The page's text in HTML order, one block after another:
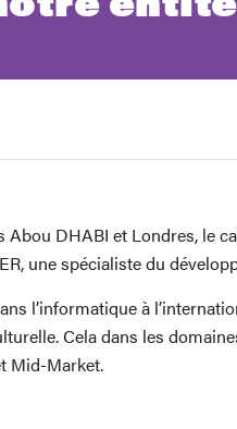
DHABI et Londres, le
une spécialiste du
l’informatique à
Cela dans les
Mid-Market.